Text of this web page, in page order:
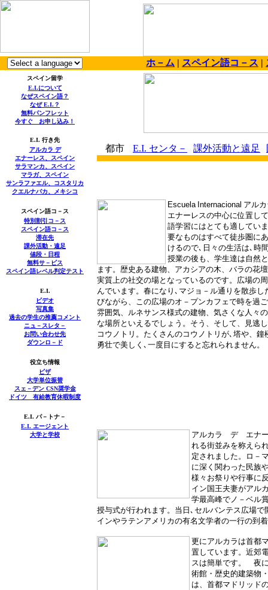
ホ－ム | スペイン語コ－ス |
スペイン留学
E.I.について
なぜスペイン語？
なぜE.I. ？
無料パンフレット
今すぐ お申し込み！
E.I. 行き先
アルカラ デ
エナーレス、スペイン
サラマンカ、スペイン
マラガ、スペイン
サンラファエル、コスタリカ
クエルナバカ、メキシコ
スペイン語コ－ス
特別割引コ－ス
スペイン語コ－ス
滞在先
課外活動・遠足
値段・日程
無料サ－ビス
スペイン語レベル判定テスト
E.I.
ビデオ
写真集
過去の学生の推薦コメント
ニュ－スレタ－
お問い合わせ先
ダウンロ－ド
役立ち情報
ビザ
大学単位振替
スェ－デン CSN奨学金
ドイツ 有給教育休暇制度
E.I. パ－トナ－
E.I. エージェント
大学と学校
都市 E.I. センタ－ 課外活動と遠足
Escuela Internacional アル
エナーレスの中心に位置し
語学習にはとても適してい
要なものはすべて徒歩圏に
けるので､日々の生活は､
授業の後も、学生達は自然
ます。歴史ある建物、アカシアの木、バラの花
実質上の社交の場となっているのです。広場の
んでいます。春になり､マジョ－ル通りを散歩
びながら、この広場のオ－プンカフェで時を過
雰囲気、ルネサンス様式の建物、気さくな人々
な場所といえるでしょう。そう、そして、見逃
コウノトリ。たくさんのコウノトリが､塔や、
勇壮で美しく､一度目にすると忘れられません。
アルカラ デ エナー
れる街並みを称えら
定されました。ロ－
に深く関わった民族
様々お祭りや行事に
イン国王夫妻がアル
学最高峰でノ－ベル
授与式が行われます。当日､セルバンテス広場
インやラテンアメリカの有名文学者の一行の到
更にアルカラは首都
置しています。近郊
スは簡単です。 夜
術館・歴史的建築物
は、首都マドリッド